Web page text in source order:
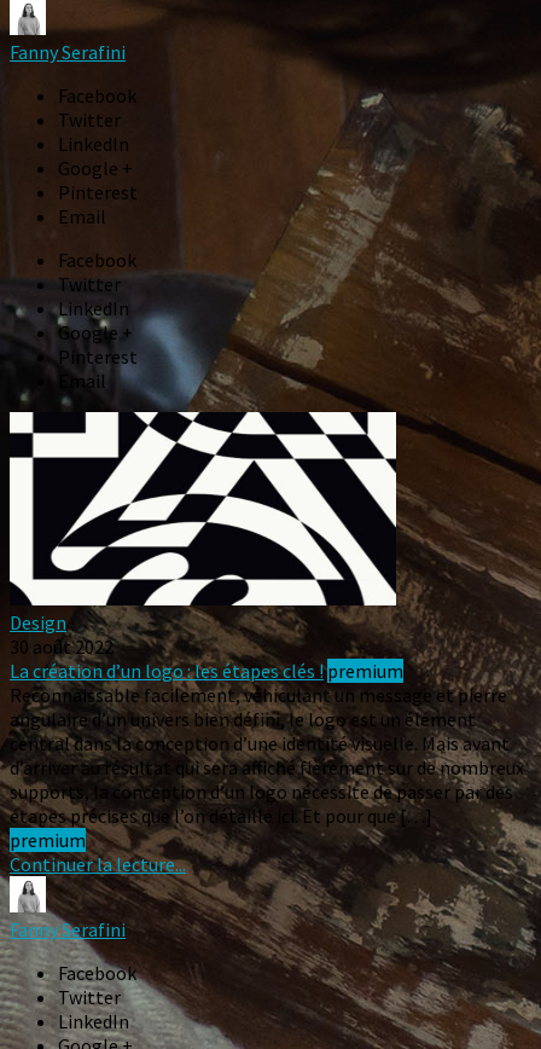
Fanny Serafini
Facebook
Twitter
LinkedIn
Google +
Pinterest
Email
Facebook
Twitter
LinkedIn
Google +
Pinterest
Email
Design
30 août 2022
La création d’un logo : les étapes clés ! premium
Reconnaissable facilement, véhiculant un message et pierre
angulaire d’un univers bien défini, le logo est un élément
central dans la conception d’une identité visuelle. Mais avant
d’arriver au résultat qui sera affiché fièrement sur de nombreux
supports, la conception d’un logo nécessite de passer par des
étapes précises que l’on détaille ici. Et pour que […]
premium
Continuer la lecture...
Fanny Serafini
Facebook
Twitter
LinkedIn